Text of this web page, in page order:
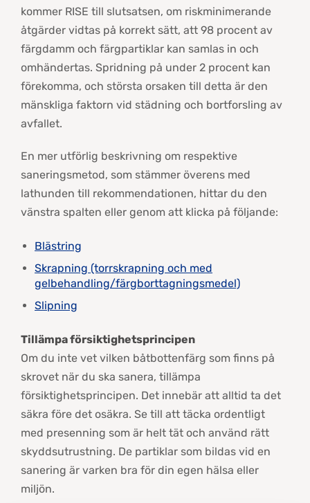
kommer RISE till slutsatsen, om riskminimerande
åtgärder vidtas på korrekt sätt, att 98 procent av
färgdamm och färgpartiklar kan samlas in och
omhändertas. Spridning på under 2 procent kan
förekomma, och största orsaken till detta är den
mänskliga faktorn vid städning och bortforsling av
avfallet.
En mer utförlig beskrivning om respektive
saneringsmetod, som stämmer överens med
lathunden till rekommendationen, hittar du den
vänstra spalten eller genom att klicka på följande:
Blästring
Skrapning (torrskrapning och med
gelbehandling/färgborttagningsmedel)
Slipning
Tillämpa försiktighetsprincipen
Om du inte vet vilken båtbottenfärg som finns på
skrovet när du ska sanera, tillämpa
försiktighetsprincipen. Det innebär att alltid ta det
säkra före det osäkra. Se till att täcka ordentligt
med presenning som är helt tät och använd rätt
skyddsutrustning. De partiklar som bildas vid en
sanering är varken bra för din egen hälsa eller
miljön.